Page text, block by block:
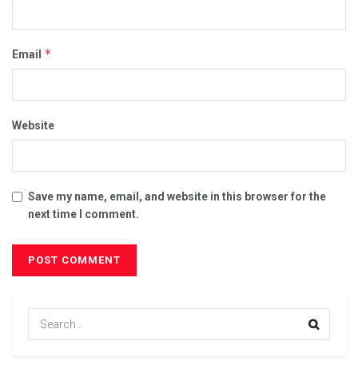
Email *
Website
Save my name, email, and website in this browser for the
next time I comment.